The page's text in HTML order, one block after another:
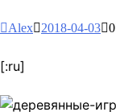
Alex 2018-04-03 0
[:ru]